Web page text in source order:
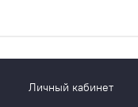
Личный кабинет